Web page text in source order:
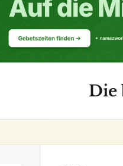
TRUST
PC-